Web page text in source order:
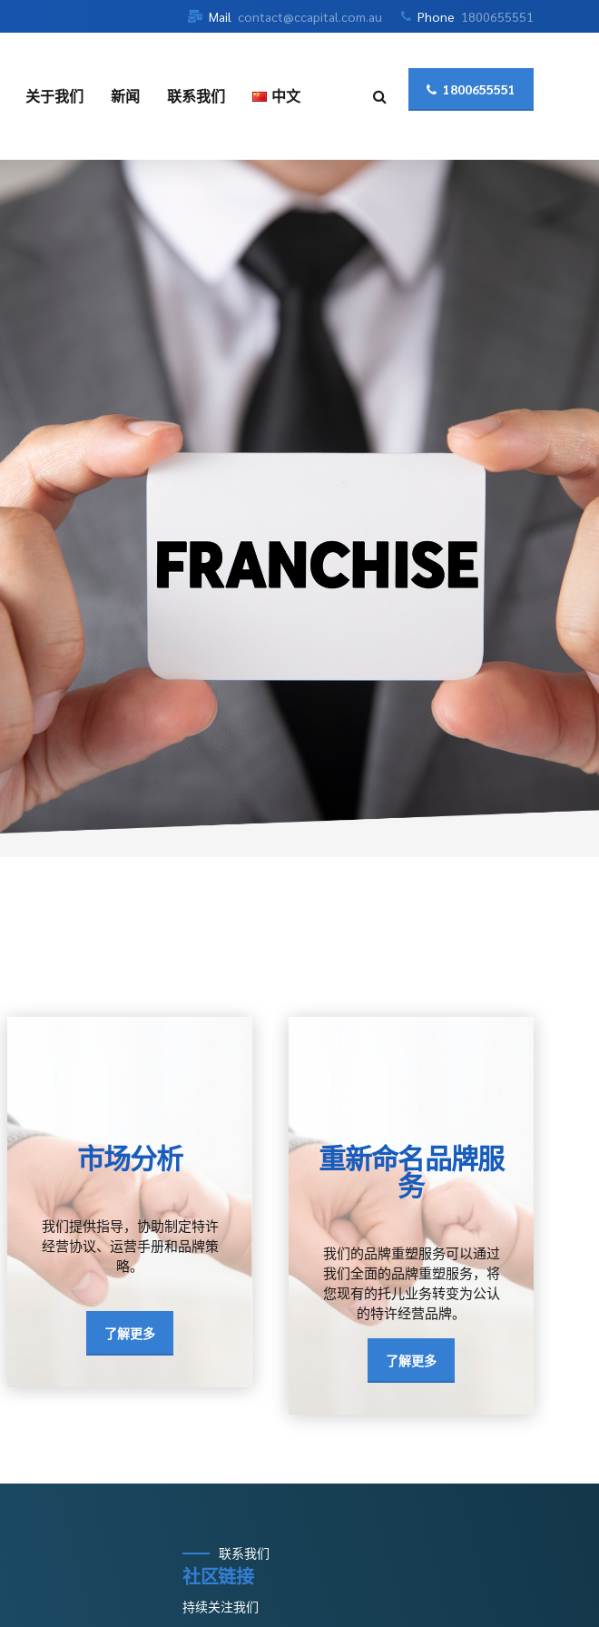
Mail contact@ccapital.com.au Phone 1800655551
1800655551
关于我们 新闻 联系我们 中文
市场分析
我们提供指导，协助制定特许
经营协议、运营手册和品牌策
略。
了解更多
重新命名品牌服
务
我们的品牌重塑服务可以通过
我们全面的品牌重塑服务，将
您现有的托儿业务转变为公认
的特许经营品牌。
了解更多
联系我们
社区链接
持续关注我们